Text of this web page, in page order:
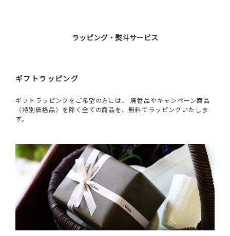
ラッピング・熨斗サービス
ギフトラッピング
ギフトラッピングをご希望の方には、 廃番品やキャンペーン商品
（特別価格品）を除く全ての商品を、無料でラッピングいたしま
す。